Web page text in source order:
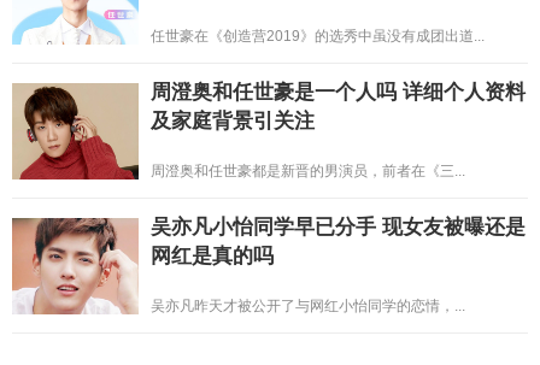
任世豪在《创造营2019》的选秀中虽没有成团出道...
周澄奥和任世豪是一个人吗 详细个人资料
及家庭背景引关注
周澄奥和任世豪都是新晋的男演员，前者在《三...
吴亦凡小怡同学早已分手 现女友被曝还是
网红是真的吗
吴亦凡昨天才被公开了与网红小怡同学的恋情，...